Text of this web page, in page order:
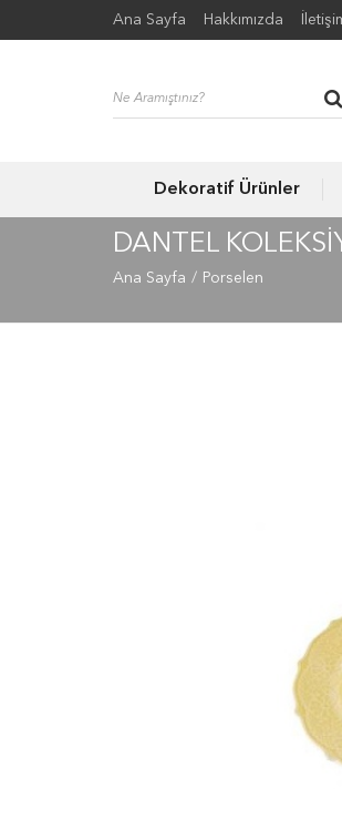
Ana Sayfa Hakkımızda
Dekoratif Ürünler
DANTEL
Ana Sayfa Porselen